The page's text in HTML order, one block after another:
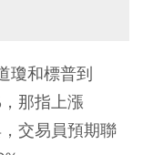
瓊和標普到
那指上漲
交易員預期聯